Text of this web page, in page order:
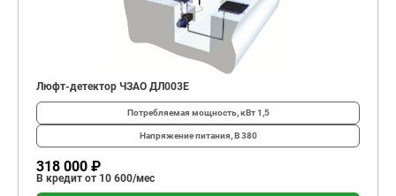
Люфт-детектор ЧЗАО ДЛ003Е
Потребляемая мощность, кВт1,5
Напряжение питания, В380
318 000 ₽
В кредит от 10 600/мес